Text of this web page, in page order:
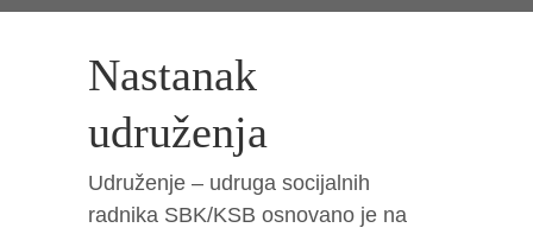
Nastanak
udruženja
Udruženje – udruga socijalnih
radnika SBK/KSB osnovano je na